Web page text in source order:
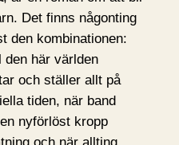
Det finns någonting
den kombinationen:
här världen
och ställer allt på
tiden, när band
nyförlöst kropp